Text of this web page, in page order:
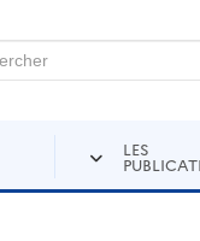
Andra
LES